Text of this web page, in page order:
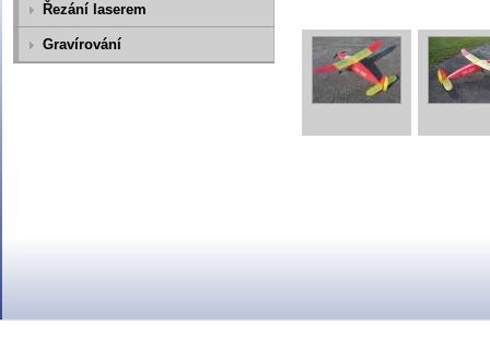
Řezání laserem
Gravírování